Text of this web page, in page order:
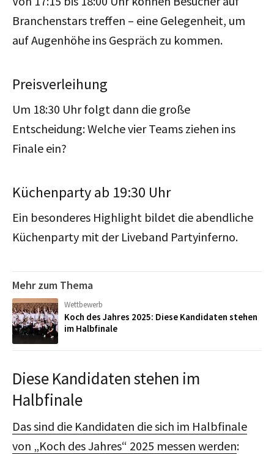
Branchenstars treffen – eine Gelegenheit, um
auf Augenhöhe ins Gespräch zu kommen.
Preisverleihung
Um 18:30 Uhr folgt dann die große
Entscheidung: Welche vier Teams ziehen ins
Finale ein?
Küchenparty ab 19:30 Uhr
Ein besonderes Highlight bildet die abendliche
Küchenparty mit der Liveband Partyinferno.
Mehr zum Thema
Wettbewerb
Koch des Jahres 2025: Diese Kandidaten stehen
im Halbfinale
Diese Kandidaten stehen im
Halbfinale
Das sind die Kandidaten die sich im Halbfinale
von „Koch des Jahres“ 2025 messen werden: